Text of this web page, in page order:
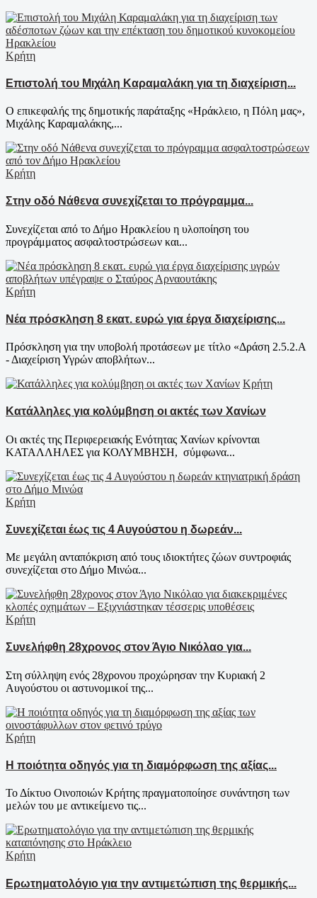
Κρήτη
Επιστολή του Μιχάλη Καραμαλάκη για τη διαχείριση...
Ο επικεφαλής της δημοτικής παράταξης «Ηράκλειο, η Πόλη μας»,
Μιχάλης Καραμαλάκης,...
Κρήτη
Στην οδό Νάθενα συνεχίζεται το πρόγραμμα...
Συνεχίζεται από το Δήμο Ηρακλείου η υλοποίηση του
προγράμματος ασφαλτοστρώσεων και...
Κρήτη
Νέα πρόσκληση 8 εκατ. ευρώ για έργα διαχείρισης...
Πρόσκληση για την υποβολή προτάσεων με τίτλο «Δράση 2.5.2.Α
- Διαχείριση Υγρών αποβλήτων...
Κρήτη
Κατάλληλες για κολύμβηση οι ακτές των Χανίων
Οι ακτές της Περιφερειακής Ενότητας Χανίων κρίνονται
ΚΑΤΑΛΛΗΛΕΣ για ΚΟΛΥΜΒΗΣΗ, σύμφωνα...
Κρήτη
Συνεχίζεται έως τις 4 Αυγούστου η δωρεάν...
Με μεγάλη ανταπόκριση από τους ιδιοκτήτες ζώων συντροφιάς
συνεχίζεται στο Δήμο Μινώα...
Κρήτη
Συνελήφθη 28χρονος στον Άγιο Νικόλαο για...
Στη σύλληψη ενός 28χρονου προχώρησαν την Κυριακή 2
Αυγούστου οι αστυνομικοί της...
Κρήτη
Η ποιότητα οδηγός για τη διαμόρφωση της αξίας...
Το Δίκτυο Οινοποιών Κρήτης πραγματοποίησε συνάντηση των
μελών του με αντικείμενο τις...
Κρήτη
Ερωτηματολόγιο για την αντιμετώπιση της θερμικής...